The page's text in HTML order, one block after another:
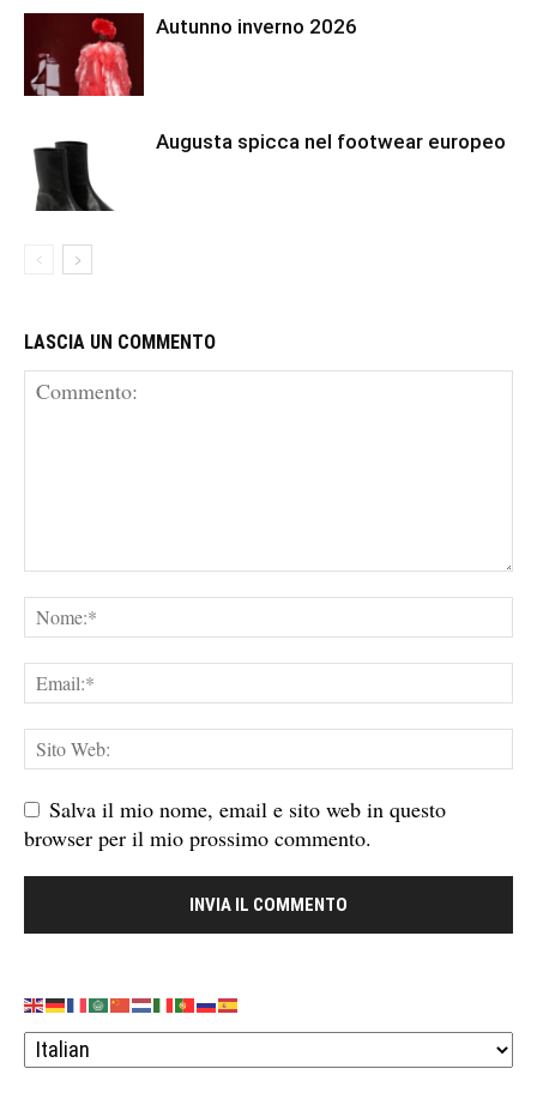
Autunno inverno 2026
Augusta spicca nel footwear europeo
LASCIA UN COMMENTO
Salva il mio nome, email e sito web in questo
browser per il mio prossimo commento.